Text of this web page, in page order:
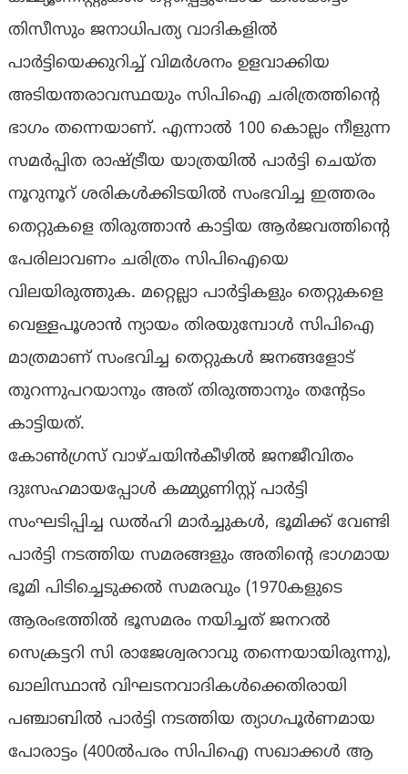
തിസീസും ജനാധിപത്യ വാദികളിൽ
പാർട്ടിയെക്കുറിച്ച് വിമർശനം ഉളവാക്കിയ
അടിയന്തരാവസ്ഥയും സിപിഐ ചരിത്രത്തിന്റെ
ഭാഗം തന്നെയാണ്. എന്നാൽ 100 കൊല്ലം നീളുന്ന
സമർപ്പിത രാഷ്ട്രീയ യാത്രയിൽ പാർട്ടി ചെയ്ത
നൂറുനൂറ് ശരികൾക്കിടയിൽ സംഭവിച്ച ഇത്തരം
തെറ്റുകളെ തിരുത്താൻ കാട്ടിയ ആർജവത്തിന്റെ
പേരിലാവണം ചരിത്രം സിപിഐയെ
വിലയിരുത്തുക. മറ്റെല്ലാ പാർട്ടികളും തെറ്റുകളെ
വെള്ളപൂശാൻ ന്യായം തിരയുമ്പോൾ സിപിഐ
മാത്രമാണ് സംഭവിച്ച തെറ്റുകൾ ജനങ്ങളോട്
തുറന്നുപറയാനും അത് തിരുത്താനും തന്റേടം
കാട്ടിയത്.
കോൺഗ്രസ് വാഴ്ചയിൻകീഴിൽ ജനജീവിതം
ദുഃസഹമായപ്പോൾ കമ്മ്യുണിസ്റ്റ് പാർട്ടി
സംഘടിപ്പിച്ച ഡൽഹി മാർച്ചുകൾ, ഭൂമിക്ക് വേണ്ടി
പാർട്ടി നടത്തിയ സമരങ്ങളും അതിന്റെ ഭാഗമായ
ഭൂമി പിടിച്ചെടുക്കൽ സമരവും (1970കളുടെ
ആരംഭത്തിൽ ഭൂസമരം നയിച്ചത് ജനറൽ
സെക്രട്ടറി സി രാജേശ്വരറാവു തന്നെയായിരുന്നു),
ഖാലിസ്ഥാൻ വിഘടനവാദികൾക്കെതിരായി
പഞ്ചാബിൽ പാർട്ടി നടത്തിയ ത്യാഗപൂർണമായ
പോരാട്ടം (400ൽപരം സിപിഐ സഖാക്കൾ ആ